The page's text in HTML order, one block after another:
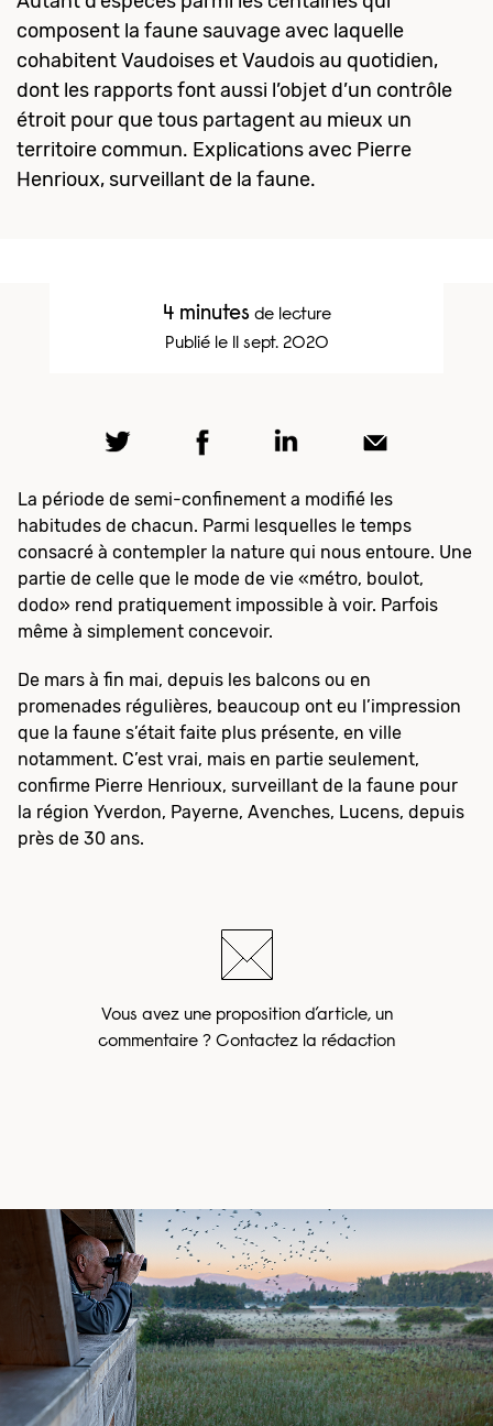
composent la faune sauvage avec laquelle
cohabitent Vaudoises et Vaudois au quotidien,
dont les rapports font aussi l’objet d’un contrôle
étroit pour que tous partagent au mieux un
territoire commun. Explications avec Pierre
Henrioux, surveillant de la faune.
4 minutes de lecture
Publié le 11 sept. 2020
Vous avez une proposition d’article, un
commentaire ? Contactez la rédaction
La période de semi-confinement a modifié les
habitudes de chacun. Parmi lesquelles le temps
consacré à contempler la nature qui nous entoure. Une
partie de celle que le mode de vie «métro, boulot,
dodo» rend pratiquement impossible à voir. Parfois
même à simplement concevoir.
De mars à fin mai, depuis les balcons ou en
promenades régulières, beaucoup ont eu l’impression
que la faune s’était faite plus présente, en ville
notamment. C’est vrai, mais en partie seulement,
confirme Pierre Henrioux, surveillant de la faune pour
la région Yverdon, Payerne, Avenches, Lucens, depuis
près de 30 ans.